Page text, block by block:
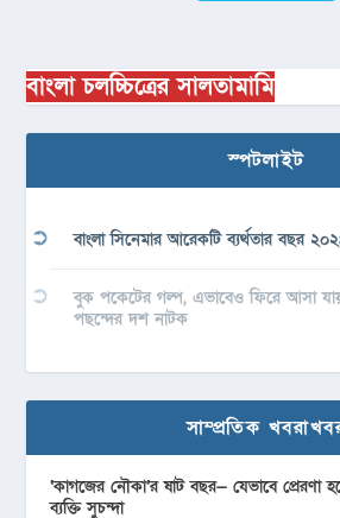
বাংলা চলচ্চিত্রের সালতামামি
স্পটলাইট
বাংলা সিনেমার আরেকটি ব্যর্থতার বছর
বুক পকেটের গল্প, এভাবেও ফিরে আসা
পছন্দের দশ নাটক
সাম্প্রতিক
‘কাগজের নৌকা’র ষাট বছর— যেভাবে প্রেরণা
ব্যক্তি সুচন্দা